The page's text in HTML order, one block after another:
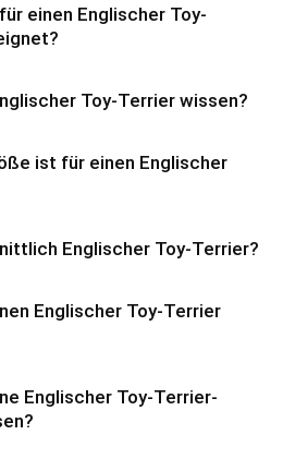
einen Englischer Toy-
Toy-Terrier wissen?
ist für einen Englischer
Englischer Toy-Terrier?
Englischer Toy-Terrier
Englischer Toy-Terrier-